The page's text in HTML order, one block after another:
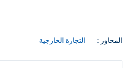
المحاور : التجارة الخارجية